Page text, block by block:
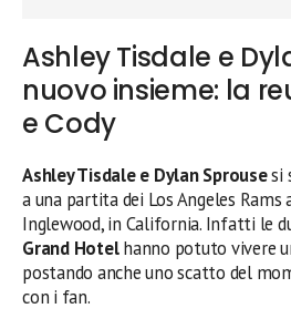
Ashley Tisdale e
nuovo insieme: la
e Cody
Ashley Tisdale e Dylan Sprousesi
a una partita dei Los Angeles Rams
Inglewood, in California. Infatti le
Grand Hotelhanno potuto vivere
postando anche uno scatto del
con i fan.